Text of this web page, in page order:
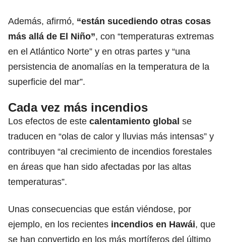
Además, afirmó, “están sucediendo otras cosas
más allá de El Niño”, con “temperaturas extremas
en el Atlántico Norte” y en otras partes y “una
persistencia de anomalías en la temperatura de la
superficie del mar”.
Cada vez más incendios
Los efectos de este calentamiento global se
traducen en “olas de calor y lluvias más intensas” y
contribuyen “al crecimiento de incendios forestales
en áreas que han sido afectadas por las altas
temperaturas”.
Unas consecuencias que están viéndose, por
ejemplo, en los recientes incendios en Hawái, que
se han convertido en los más mortíferos del último